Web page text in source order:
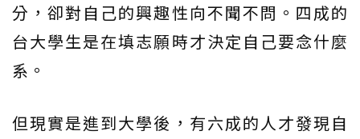
分，卻對自己的興趣性向不聞不問。四成的
台大學生是在填志願時才決定自己要念什麼
系。
但現實是進到大學後，有六成的人才發現自